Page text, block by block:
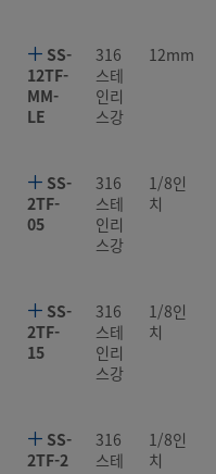
SS-
12TF-
MM-
LE
316
스테
인리
스강
12mm
SS-
2TF-
05
316
스테
인리
스강
1/8인
치
SS-
2TF-
15
316
스테
인리
스강
1/8인
치
SS-
2TF-2
316
스테
1/8인
치